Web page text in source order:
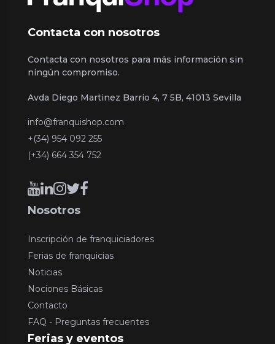
Contacta con nosotros
Contacta con nosotros para más información sin
ningún compromiso.
Avda Diego Martinez Barrio 4, 7 5B, 41013 Sevilla
info@franquishop.com
+(34) 954 092 255
(+34) 664 354 752
Nosotros
Inscripción de franquiciadores
Ferias de franquicias
Noticias
Nociones Básicas
Contacto
FAQ - Preguntas frecuentes
Ferias y eventos